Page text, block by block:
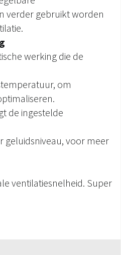
verder gebruikt worden
werking die de
om
de ingestelde
geluidsniveau, voor meer
ventilatiesnelheid. Super